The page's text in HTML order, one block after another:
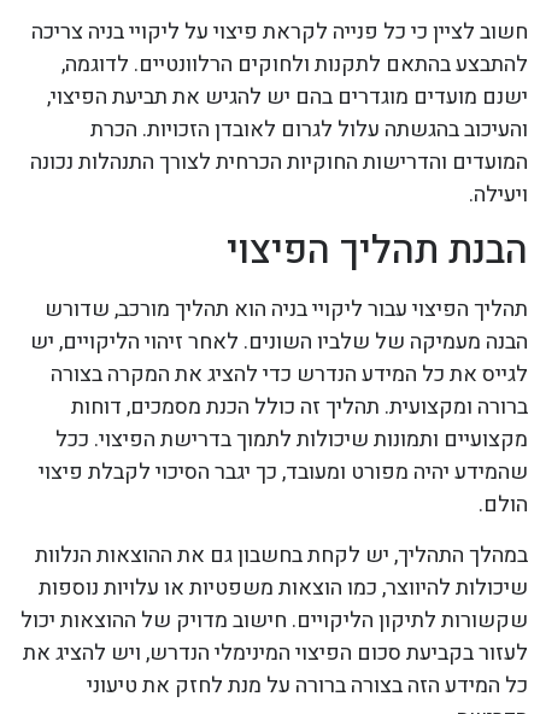
חשוב לציין כי כל פנייה לקראת פיצוי על ליקויי בניה צריכה
להתבצע בהתאם לתקנות ולחוקים הרלוונטיים. לדוגמה,
ישנם מועדים מוגדרים בהם יש להגיש את תביעת הפיצוי,
והעיכוב בהגשתה עלול לגרום לאובדן הזכויות. הכרת
המועדים והדרישות החוקיות הכרחית לצורך התנהלות נכונה
ויעילה.
הבנת תהליך הפיצוי
תהליך הפיצוי עבור ליקויי בניה הוא תהליך מורכב, שדורש
הבנה מעמיקה של שלביו השונים. לאחר זיהוי הליקויים, יש
לגייס את כל המידע הנדרש כדי להציג את המקרה בצורה
ברורה ומקצועית. תהליך זה כולל הכנת מסמכים, דוחות
מקצועיים ותמונות שיכולות לתמוך בדרישת הפיצוי. ככל
שהמידע יהיה מפורט ומעובד, כך יגבר הסיכוי לקבלת פיצוי
הולם.
במהלך התהליך, יש לקחת בחשבון גם את ההוצאות הנלוות
שיכולות להיווצר, כמו הוצאות משפטיות או עלויות נוספות
שקשורות לתיקון הליקויים. חישוב מדויק של ההוצאות יכול
לעזור בקביעת סכום הפיצוי המינימלי הנדרש, ויש להציג את
כל המידע הזה בצורה ברורה על מנת לחזק את טיעוני